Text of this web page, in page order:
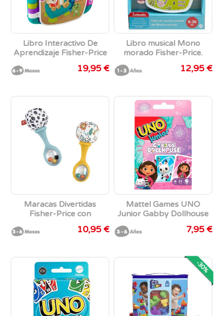
Libro Interactivo De
Aprendizaje Fisher-Price
19,95 €
Libro musical Mono
morado Fisher-Price.
12,95 €
Maracas Divertidas
Fisher-Price con
para estimular los10,95 €
Mattel Games UNO
Junior Gabby Dollhouse
7,95 €
-30%